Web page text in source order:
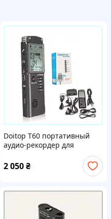
Doitop T60 портативный
аудио-рекордер для
1H677637E
2 050₴